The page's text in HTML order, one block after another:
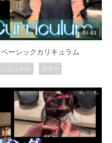
04:43
ーシックカリキュラム
ッショナル カラー